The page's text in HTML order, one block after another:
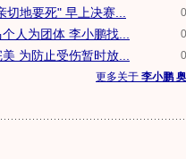
地要死" 早上决赛...
人为团体 李小鹏找...
为防止受伤暂时放...
更多关于 李小鹏